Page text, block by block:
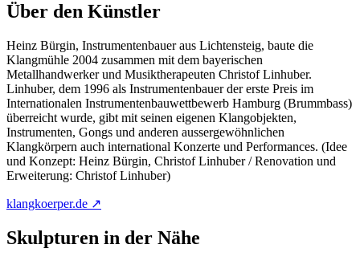
Über den Künstler
Heinz Bürgin, Instrumentenbauer aus Lichtensteig, baute die
Klangmühle 2004 zusammen mit dem bayerischen
Metallhandwerker und Musiktherapeuten Christof Linhuber.
Linhuber, dem 1996 als Instrumentenbauer der erste Preis im
Internationalen Instrumentenbauwettbewerb Hamburg (Brummbass)
überreicht wurde, gibt mit seinen eigenen Klangobjekten,
Instrumenten, Gongs und anderen aussergewöhnlichen
Klangkörpern auch international Konzerte und Performances. (Idee
und Konzept: Heinz Bürgin, Christof Linhuber / Renovation und
Erweiterung: Christof Linhuber)
klangkoerper.de ↗
Skulpturen in der Nähe